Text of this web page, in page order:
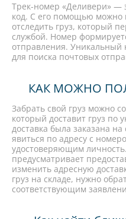
Трек-номер «Деливери» —
код. С его помощью можно
отследить груз, который
службой. Номер
отправления. Уникальный
для поиска почтовых
КАК МОЖНО
Забрать свой груз можно
который доставит груз по
доставка была заказана
явиться по адресу с
удостоверяющим
предусматривает
изменить адресную
груз на складе, нужно
соответствующим